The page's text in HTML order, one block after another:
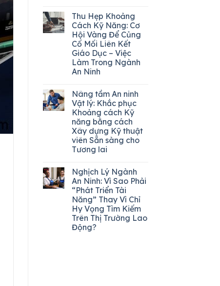
Thu Hẹp Khoảng
Cách Kỹ Năng: Cơ
Hội Vàng Để Củng
Cố Mối Liên Kết
Giáo Dục – Việc
Làm Trong Ngành
An Ninh
Nâng tầm An ninh
Vật lý: Khắc phục
Khoảng cách Kỹ
năng bằng cách
Xây dựng Kỹ thuật
viên Sẵn sàng cho
Tương lai
Nghịch Lý Ngành
An Ninh: Vì Sao Phải
“Phát Triển Tài
Năng” Thay Vì Chỉ
Hy Vọng Tìm Kiếm
Trên Thị Trường Lao
Động?